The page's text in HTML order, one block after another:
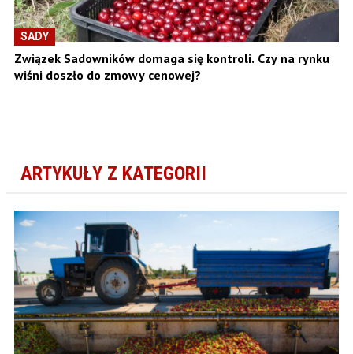
SADY
Związek Sadowników domaga się kontroli. Czy na rynku
wiśni doszło do zmowy cenowej?
ARTYKUŁY Z KATEGORII